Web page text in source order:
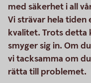
med säkerhet i all
Vi strävar hela
kvalitet. Trots detta
smyger sig in. Om
vi tacksamma om
rätta till problemet.